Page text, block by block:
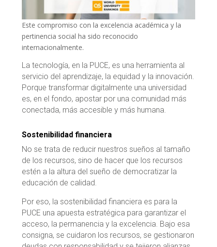
Este compromiso con la excelencia académica y la
pertinencia social ha sido reconocido
internacionalmente.
La tecnología, en la PUCE, es una herramienta al
servicio del aprendizaje, la equidad y la innovación.
Porque transformar digitalmente una universidad
es, en el fondo, apostar por una comunidad más
conectada, más accesible y más humana.
Sostenibilidad financiera
No se trata de reducir nuestros sueños al tamaño
de los recursos, sino de hacer que los recursos
estén a la altura del sueño de democratizar la
educación de calidad.
Por eso, la sostenibilidad financiera es para la
PUCE una apuesta estratégica para garantizar el
acceso, la permanencia y la excelencia. Bajo esa
consigna, se cuidaron los recursos, se gestionaron